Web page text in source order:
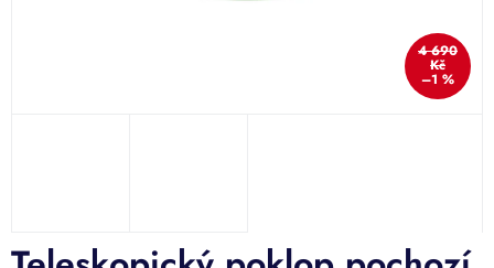
4 690
Kč
–1 %